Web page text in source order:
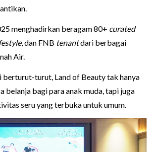
menghadirkan beragam 80+ curated
, dan FNB tenantdari berbagai
Air.
berturut-turut, Land of Beauty tak hanya
belanja bagi para anak muda, tapi juga
seru yang terbuka untuk umum.